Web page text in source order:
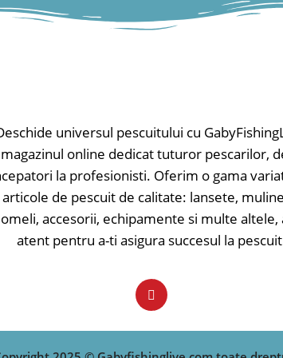
✅ Ablaj 15 per pachet.
universul pescuitului cu
magazinul online dedicat tuturor pescarilor,
la profesionisti. Oferim o gama
articole de pescuit de calitate: lansete,
accesorii, echipamente si multe altele,
atent pentru a-ti asigura succesul la